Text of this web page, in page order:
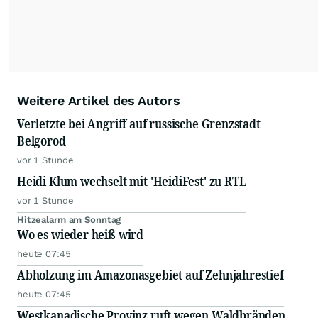
Weitere Artikel des Autors
Verletzte bei Angriff auf russische Grenzstadt
Belgorod
vor 1 Stunde
Heidi Klum wechselt mit 'HeidiFest' zu RTL
vor 1 Stunde
Hitzealarm am Sonntag
Wo es wieder heiß wird
heute 07:45
Abholzung im Amazonasgebiet auf Zehnjahrestief
heute 07:45